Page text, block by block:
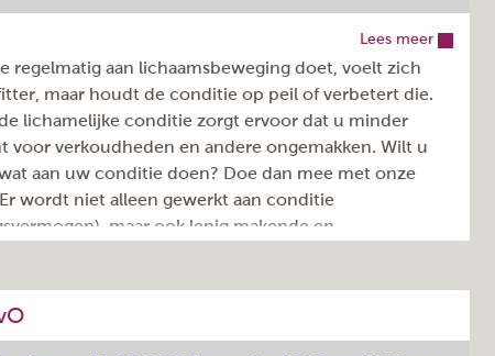
Bilderdijkhof 1, Uithoorn
5
0
15:15 - 16:15u
Elke week
922.050.016
Karin Verreussel
Lees meer
regelmatig aan lichaamsbeweging doet, voelt zich
maar houdt de conditie op peil of verbetert die.
lichamelijke conditie zorgt ervoor dat u minder
voor verkoudheden en andere ongemakken. Wilt u
aan uw conditie doen? Doe dan mee met onze
wordt niet alleen gewerkt aan conditie
maar ook lenig makende en
koffie/thee, weliswaar op eigen rekening. De